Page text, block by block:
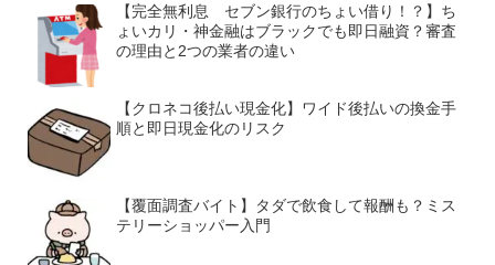
【完全無利息 セブン銀行のちょい借り！？】ち
ょいカリ・神金融はブラックでも即日融資？審査
の理由と2つの業者の違い
【クロネコ後払い現金化】ワイド後払いの換金手
順と即日現金化のリスク
【覆面調査バイト】タダで飲食して報酬も？ミス
テリーショッパー入門